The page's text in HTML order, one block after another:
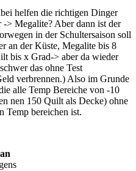
helfen die richtigen Dinger
> Megalite? Aber dann ist der
in der Schultersaison soll
an der Küste, Megalite bis 8
bis x Grad-> aber da wieder
das ohne Test
verbrennen.) Also im Grunde
alle Temp Bereiche von -10
nen 150 Quilt als Decke) ohne
Temp bereichen ist.